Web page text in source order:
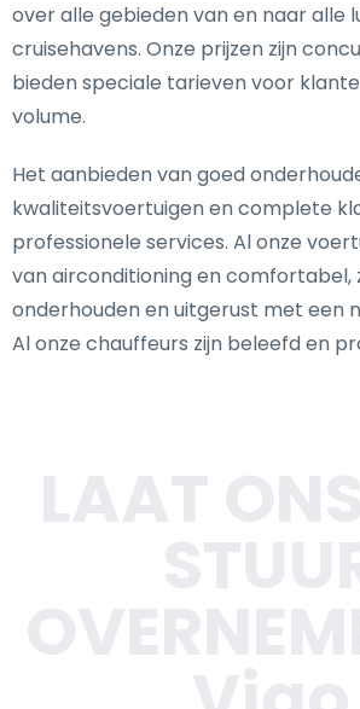
over alle gebieden van en naar alle
cruisehavens. Onze prijzen zijn
bieden speciale tarieven voor
volume.
Het aanbieden van goed
kwaliteitsvoertuigen en complete
professionele services. Al onze
van airconditioning en comfortabel,
onderhouden en uitgerust met een
Al onze chauffeurs zijn beleefd en